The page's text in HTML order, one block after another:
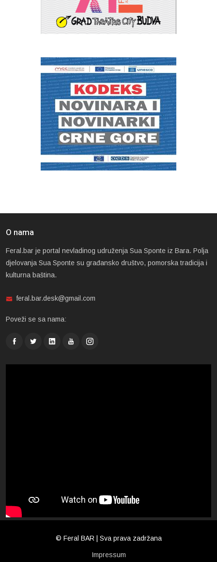
O nama
Feral.bar je portal nevladinog udruženja Sua Sponte iz Bara. Polja
djelovanja Sua Sponte su građansko društvo, pomorska tradicija i
kulturna baština.
feral.bar.desk@gmail.com
Poveži se sa nama:
© Feral BAR | Sva prava zadržana
Impressum